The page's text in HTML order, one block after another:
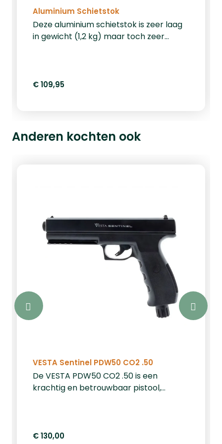
Aluminium Schietstok
Deze aluminium schietstok is zeer laag
in gewicht (1,2 kg) maar toch zeer
aluminium schietstok de hele buks
draagtas. Bekijk hier nog meer
accessoires.
€ 109,95
Anderen kochten ook
VESTA Sentinel PDW50 CO2 .50
De VESTA PDW50 CO2 .50 is een
krachtig en betrouwbaar pistool,
met .50 kaliber ballen, biedt dit pistool
€ 130,00